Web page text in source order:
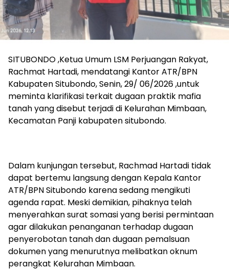
SITUBONDO ,Ketua Umum LSM Perjuangan Rakyat,
Rachmat Hartadi, mendatangi Kantor ATR/BPN
Kabupaten Situbondo, Senin, 29/ 06/2026 ,untuk
meminta klarifikasi terkait dugaan praktik mafia
tanah yang disebut terjadi di Kelurahan Mimbaan,
Kecamatan Panji kabupaten situbondo.
Dalam kunjungan tersebut, Rachmad Hartadi tidak
dapat bertemu langsung dengan Kepala Kantor
ATR/BPN Situbondo karena sedang mengikuti
agenda rapat. Meski demikian, pihaknya telah
menyerahkan surat somasi yang berisi permintaan
agar dilakukan penanganan terhadap dugaan
penyerobotan tanah dan dugaan pemalsuan
dokumen yang menurutnya melibatkan oknum
perangkat Kelurahan Mimbaan.